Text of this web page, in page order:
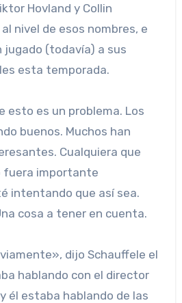
Hovland y Collin
nivel de esos nombres, e
jugado (todavía) a sus
esta temporada.
esto es un problema. Los
buenos. Muchos han
Cualquiera que
fuera importante
intentando que así sea.
cosa a tener en cuenta.
dijo Schauffele el
hablando con el director
él estaba hablando de las